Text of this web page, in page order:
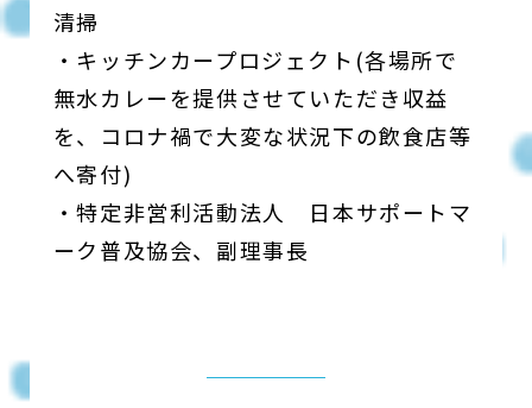
清掃
・キッチンカープロジェクト(各場所で
無水カレーを提供させていただき収益
を、コロナ禍で大変な状況下の飲食店等
へ寄付)
・特定非営利活動法人 日本サポートマ
ーク普及協会、副理事長